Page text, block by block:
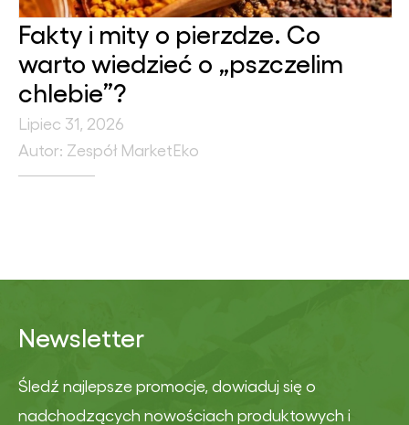
Fakty i mity o pierzdze. Co
warto wiedzieć o „pszczelim
chlebie”?
Lipiec 31, 2026
Autor: Zespół MarketEko
Newsletter
Śledź najlepsze promocje, dowiaduj się o
nadchodzących nowościach produktowych i